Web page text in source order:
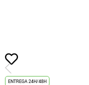
Inicio
ENTREGA 24H/48H